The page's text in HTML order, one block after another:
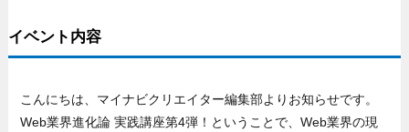
イベント内容
こんにちは、マイナビクリエイター編集部よりお知らせです。
Web業界進化論 実践講座第4弾！ということで、Web業界の現